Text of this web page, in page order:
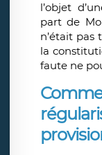
l’objet
part de
n’était pas
la
faute ne